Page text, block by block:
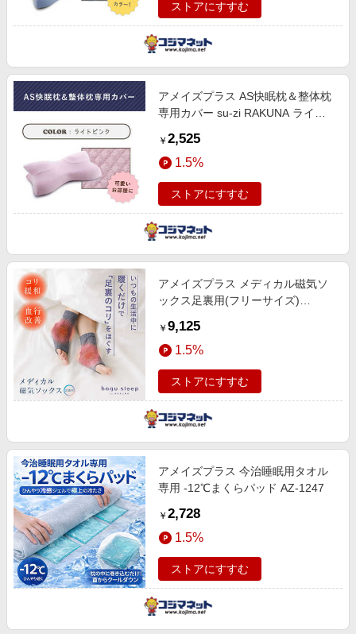
ストアにすすむ
アメイズプラス AS快眠枕＆整体枕
専用カバー su-zi RAKUNA ライト
￥ 2,525
1.5%
ストアにすすむ
アメイズプラス メディカル磁気ソ
ックス足裏用(フリーサイズ)
￥ 9,125
1.5%
ストアにすすむ
アメイズプラス 今治睡眠用タオル
専用 -12℃まくらパッド AZ-1247
￥ 2,728
1.5%
ストアにすすむ